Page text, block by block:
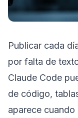
Publicar cada
por falta de
Claude Code
de código,
aparece